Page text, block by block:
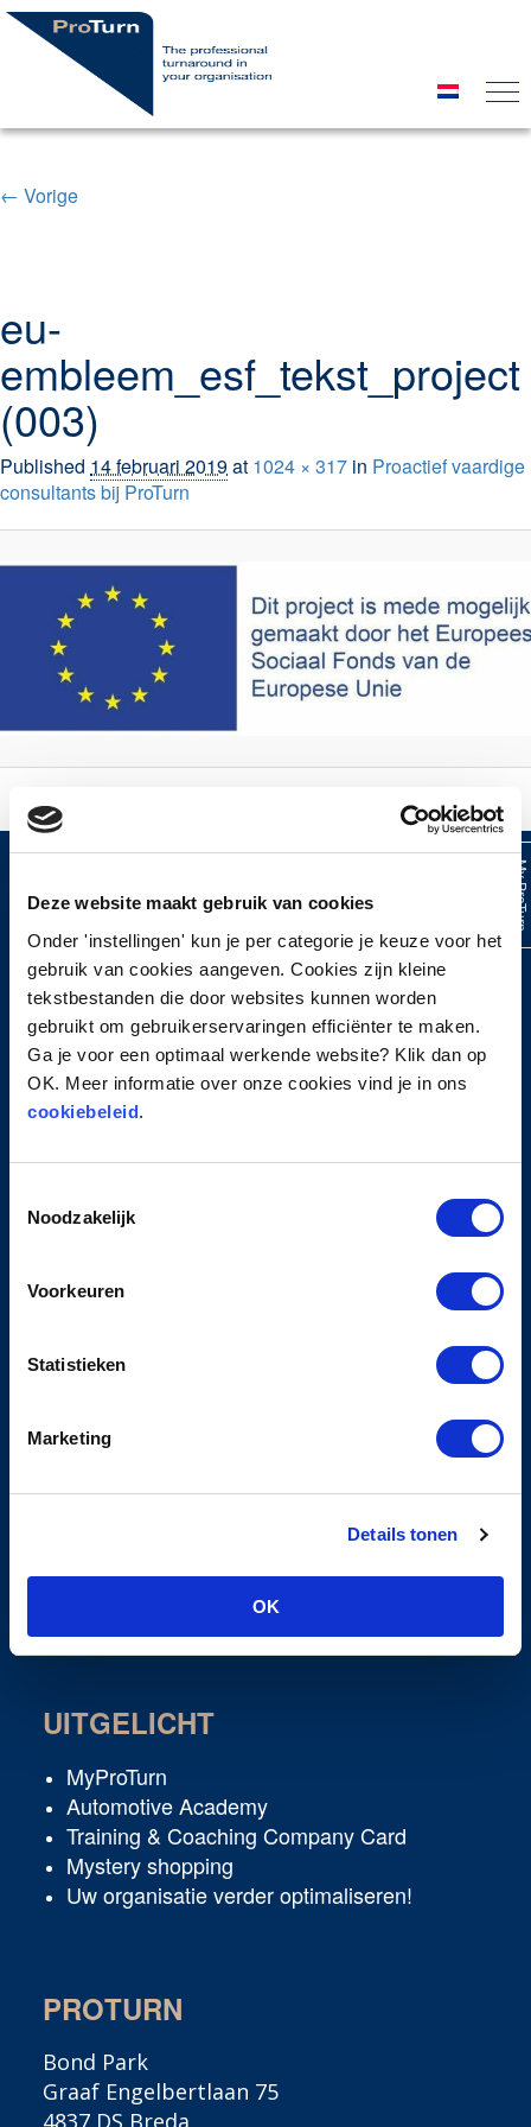
Deze website maakt gebruik van cookies
Onder 'instellingen' kun je per categorie je keuze voor het
gebruik van cookies aangeven. Cookies zijn kleine
tekstbestanden die door websites kunnen worden
gebruikt om gebruikerservaringen efficiënter te maken.
Ga je voor een optimaal werkende website? Klik dan op
OK. Meer informatie over onze cookies vind je in ons
cookiebeleid.
Noodzakelijk
Voorkeuren
Statistieken
Marketing
Details tonen
OK
Image navigation
← Vorige
eu-
embleem_esf_tekst_project
(003)
Published 14 februari 2019at 1024 × 317 in Proactief vaardige
consultants bij ProTurn
HOOFDMENU
Home
Over ProTurn
Werkwijze
Contact
Privacyverklaring
Cookiebeleid
Klachten- en geschillenreglement
Corporate Academies
Auditeren
Interim Professionals
UITGELICHT
MyProTurn
Automotive Academy
Training & Coaching Company Card
Mystery shopping
Uw organisatie verder optimaliseren!
PROTURN
Bond Park
Graaf Engelbertlaan 75
4837 DS Breda
My ProTurn